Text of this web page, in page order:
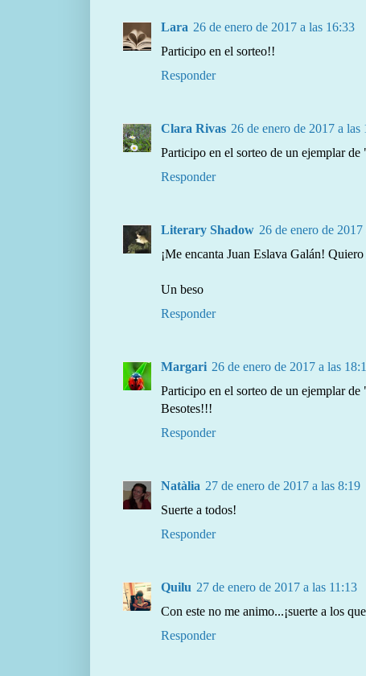
Lara 26 de enero de 2017 a las 16:33
Participo en el sorteo!!
Responder
Clara Rivas 26 de enero de 2017 a las
Participo en el sorteo de un ejemplar
Responder
Literary Shadow 26 de enero de
¡Me encanta Juan Eslava Galán!
Un beso
Responder
Margari 26 de enero de 2017 a las
Participo en el sorteo de un ejemplar
Besotes!!!
Responder
Natàlia 27 de enero de 2017 a las 8:19
Suerte a todos!
Responder
Quilu 27 de enero de 2017 a las 11:13
Con este no me animo...¡suerte a los
Responder